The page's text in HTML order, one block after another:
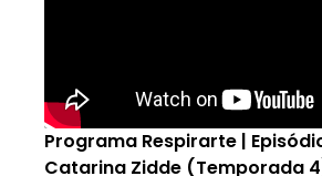
Programa Respirarte |
Catarina Zidde (Temporada